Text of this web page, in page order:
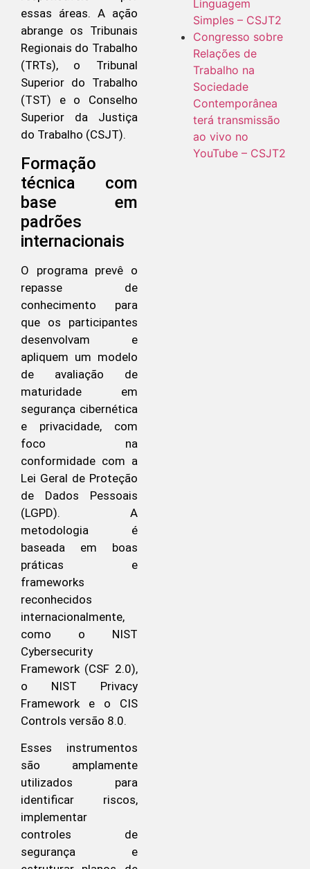
essas áreas. A ação
abrange os Tribunais
Regionais do Trabalho
(TRTs), o Tribunal
Superior do Trabalho
(TST) e o Conselho
Superior da Justiça
do Trabalho (CSJT).
Formação
técnica com
base em
padrões
internacionais
O programa prevê o
repasse de
conhecimento para
que os participantes
desenvolvam e
apliquem um modelo
de avaliação de
maturidade em
segurança cibernética
e privacidade, com
foco na
conformidade com a
Lei Geral de Proteção
de Dados Pessoais
(LGPD). A
metodologia é
baseada em boas
práticas e
frameworks
reconhecidos
internacionalmente,
como o NIST
Cybersecurity
Framework (CSF 2.0),
o NIST Privacy
Framework e o CIS
Controls versão 8.0.
Esses instrumentos
são amplamente
utilizados para
identificar riscos,
implementar
controles de
segurança e
Linguagem
Simples – CSJT2
Congresso sobre
Relações de
Trabalho na
Sociedade
Contemporânea
terá transmissão
ao vivo no
YouTube – CSJT2